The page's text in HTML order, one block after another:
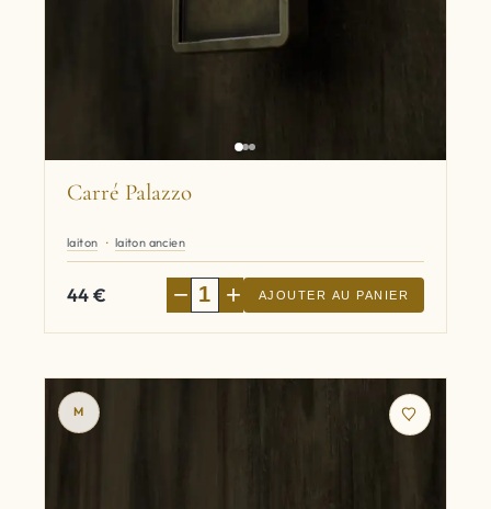
Carré Palazzo
laiton laiton ancien
44€ − + AJOUTER AU PANIER
M